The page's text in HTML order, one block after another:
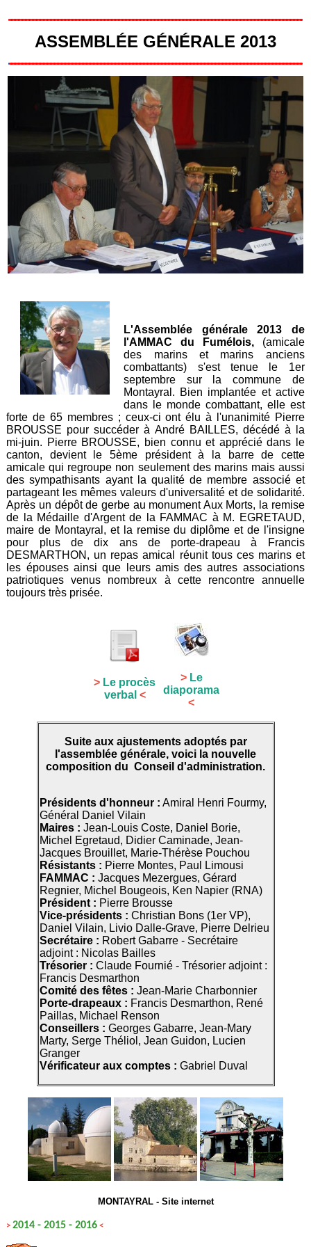
ASSEMBLÉE GÉNÉRALE 2013
L'Assemblée générale 2013 de
l'AMMAC du Fumélois,(amicale
des marins et marins anciens
combattants) s'est tenue le 1er
septembre sur la commune de
Montayral. Bien implantée et active
dans le monde combattant, elle est
forte de 65 membres ; ceux-ci ont élu à l'unanimité Pierre
BROUSSE pour succéder à André BAILLES, décédé à la
mi-juin. Pierre BROUSSE, bien connu et apprécié dans le
canton, devient le 5ème président à la barre de cette
amicale qui regroupe non seulement des marins mais aussi
des sympathisants ayant la qualité de membre associé et
partageant les mêmes valeurs d'universalité et de solidarité.
Après un dépôt de gerbe au monument Aux Morts, la remise
de la Médaille d'Argent de la FAMMAC à M. EGRETAUD,
maire de Montayral, et la remise du diplôme et de l'insigne
pour plus de dix ans de porte-drapeau à Francis
DESMARTHON, un repas amical réunit tous ces marins et
les épouses ainsi que leurs amis des autres associations
patriotiques venus nombreux à cette rencontre annuelle
toujours très prisée.
> Le procès
verbal <
> Le
diaporama
<
Suite aux ajustements adoptés par
l'assemblée générale, voici la nouvelle
composition du Conseil d'administration.
Présidents d'honneur : Amiral Henri Fourmy,
Général Daniel Vilain
Maires : Jean-Louis Coste, Daniel Borie,
Michel Egretaud, Didier Caminade, Jean-
Jacques Brouillet, Marie-Thérèse Pouchou
Résistants : Pierre Montes, Paul Limousi
FAMMAC : Jacques Mezergues, Gérard
Regnier, Michel Bougeois, Ken Napier (RNA)
Président : Pierre Brousse
Vice-présidents : Christian Bons (1er VP),
Daniel Vilain, Livio Dalle-Grave, Pierre Delrieu
Secrétaire : Robert Gabarre - Secrétaire
adjoint : Nicolas Bailles
Trésorier : Claude Fournié - Trésorier adjoint :
Francis Desmarthon
Comité des fêtes : Jean-Marie Charbonnier
Porte-drapeaux : Francis Desmarthon, René
Paillas, Michael Renson
Conseillers : Georges Gabarre, Jean-Mary
Marty, Serge Théliol, Jean Guidon, Lucien
Granger
Vérificateur aux comptes : Gabriel Duval
MONTAYRAL - Site internet
> 2014 -2015 -2016 <